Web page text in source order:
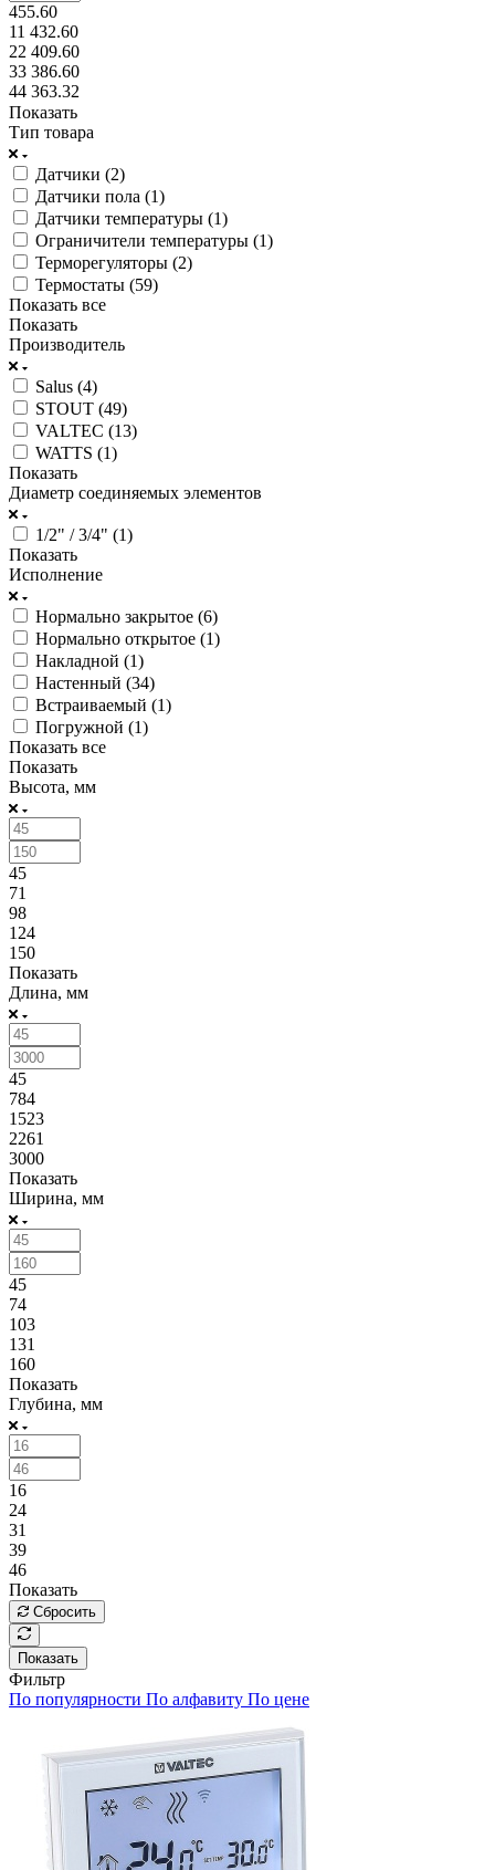
455.60
11 432.60
22 409.60
33 386.60
44 363.32
Показать
Тип товара
Датчики (2)
Датчики пола (1)
Датчики температуры (1)
Ограничители температуры (1)
Терморегуляторы (2)
Термостаты (59)
Показать все
Показать
Производитель
Salus (4)
STOUT (49)
VALTEC (13)
WATTS (1)
Показать
Диаметр соединяемых элементов
1/2" / 3/4" (1)
Показать
Исполнение
Нормально закрытое (6)
Нормально открытое (1)
Накладной (1)
Настенный (34)
Встраиваемый (1)
Погружной (1)
Показать все
Показать
Высота, мм
45
71
98
124
150
Показать
Длина, мм
45
784
1523
2261
3000
Показать
Ширина, мм
45
74
103
131
160
Показать
Глубина, мм
16
24
31
39
46
Показать
Сбросить
Показать
Фильтр
По популярности По алфавиту По цене